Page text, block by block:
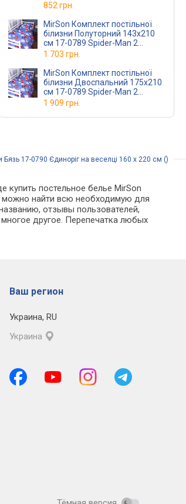
852 грн.
MirSon Комплект постільної
білизни Полуторний 143х210
см 17-0789 Spider-Man 2
Ranforce Elite
1 703 грн.
MirSon Комплект постільної
білизни Двоспальний 175х210
см 17-0789 Spider-Man 2
Ranforce Elite
1 909 грн.
Бязь 17-0790 Єдиноріг на веселці 160 x 220 см ()
постельное белье MirSon
можно найти всю необходимую для
отзывы пользователей,
другое. Перепечатка любых
Ваш регион
Украина, RU
Украина